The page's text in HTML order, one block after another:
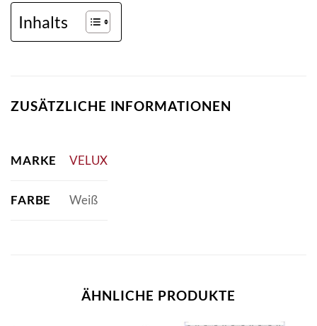
Inhalts
ZUSÄTZLICHE INFORMATIONEN
MARKE VELUX
FARBE Weiß
ÄHNLICHE PRODUKTE